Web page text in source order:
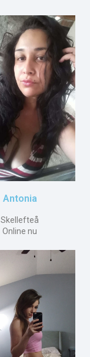
Antonia
Skellefteå
Online nu